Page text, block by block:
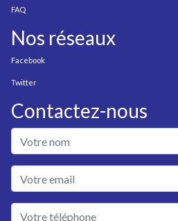
FAQ
Nos réseaux
Facebook
Twitter
Contactez-nous